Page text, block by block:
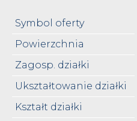
Symbol oferty
Powierzchnia
Zagosp. działki
Ukształtowanie działki
Kształt działki